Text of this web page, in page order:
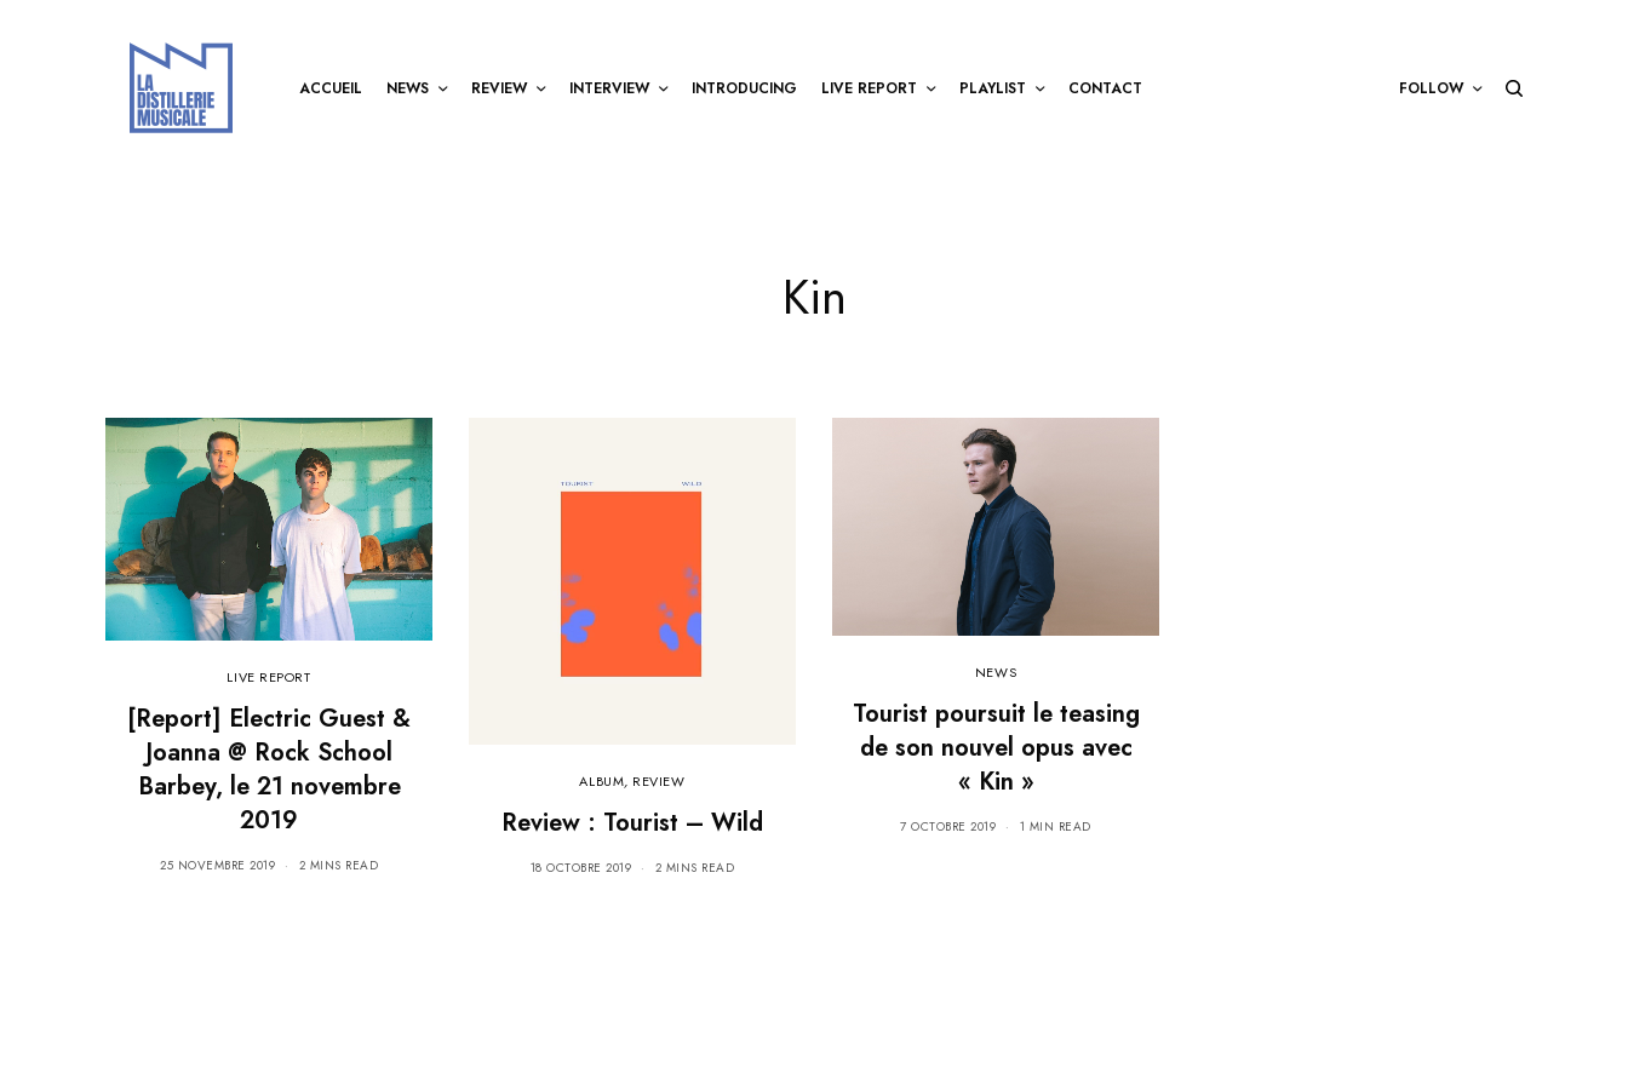
ACCUEIL NEWS REVIEW INTERVIEW INTRODUCING LIVE REPORT PLAYLIST CONTACT FOLLOW
Kin
LIVE REPORT
[Report] Electric Guest &
Joanna @ Rock School
Barbey, le 21 novembre
2019
25 NOVEMBRE 2019 2 MINS READ
ALBUM, REVIEW
Review : Tourist – Wild
18 OCTOBRE 2019 2 MINS READ
NEWS
Tourist poursuit le teasing
de son nouvel opus avec
« Kin »
7 OCTOBRE 2019 1 MIN READ